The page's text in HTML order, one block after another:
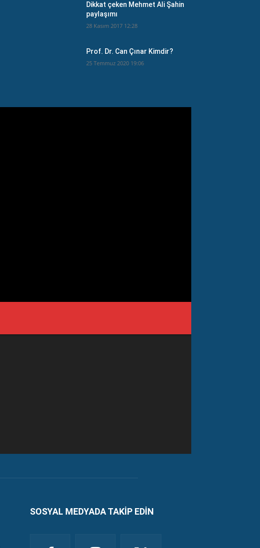
Dikkat çeken Mehmet Ali Şahin
paylaşımı
28 Kasım 2017 12:28
Prof. Dr. Can Çınar Kimdir?
25 Temmuz 2020 19:06
SOSYAL MEDYADA TAKİP EDİN